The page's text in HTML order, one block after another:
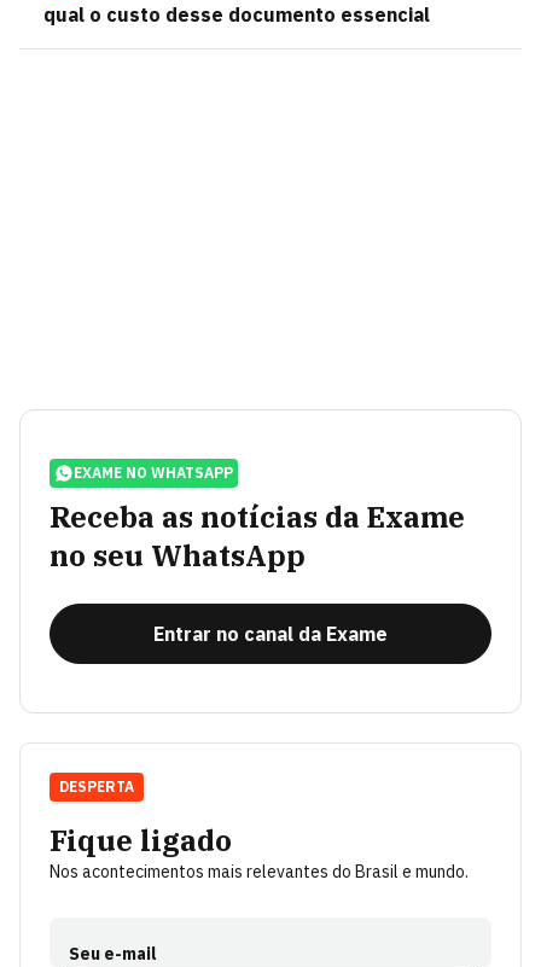
qual o custo desse documento essencial
EXAME NO WHATSAPP
Receba as notícias da Exame
no seu WhatsApp
Entrar no canal da Exame
Fique ligado
Nos acontecimentos mais relevantes do Brasil e mundo.
Seu e-mail
DESPERTA